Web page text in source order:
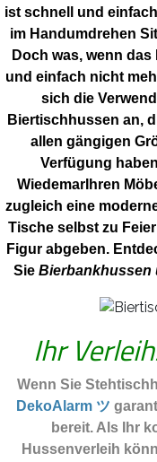
ist schnell und
im Handumdrehen
Doch was, wenn
und einfach nicht
sich die
Biertischhussen an,
allen gängigen
Verfügung
WiedemarIhren
zugleich eine
Tische selbst zu
Figur abgeben.
Sie Bierbankhussen
Ihr
Wenn Sie
DekoAlarm ツ
bereit. Als Ihr
Hussenverleih